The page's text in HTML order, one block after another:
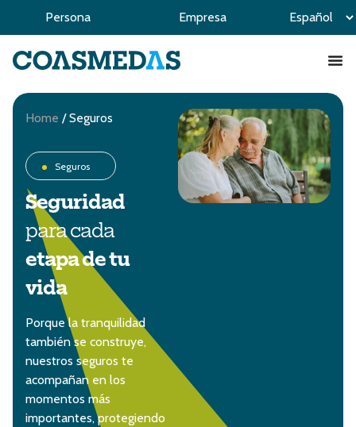
Persona Empresa
Home /Seguros
Seguros
Seguridad
para cada
etapa de tu
vida
Porque la tranquilidad
también se construye,
nuestros seguros te
acompañan en los
momentos más
importantes, protegiendo